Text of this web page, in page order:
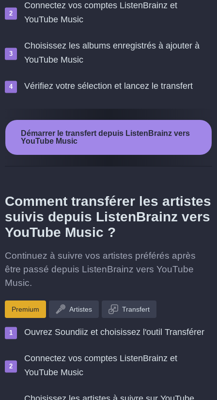
Connectez vos comptes ListenBrainz et
YouTube Music
Choisissez les albums enregistrés à ajouter à
YouTube Music
Vérifiez votre sélection et lancez le transfert
Démarrer le transfert depuis ListenBrainz vers
YouTube Music
Comment transférer les artistes
suivis depuis ListenBrainz vers
YouTube Music ?
Continuez à suivre vos artistes préférés après
être passé depuis ListenBrainz vers YouTube
Music.
Premium Artistes Transfert
Ouvrez Soundiiz et choisissez l'outil Transférer
Connectez vos comptes ListenBrainz et
YouTube Music